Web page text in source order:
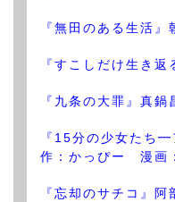
『無田のある生活』
『すこしだけ生き
『九条の大罪』真鍋
『15分の少女たち
作：かっぴー 漫画
『忘却のサチコ』阿